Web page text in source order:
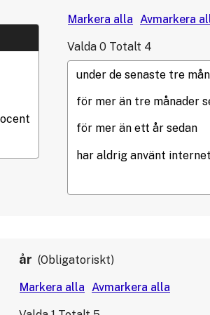
Valda 0 Totalt 4
år Obligatoriskt